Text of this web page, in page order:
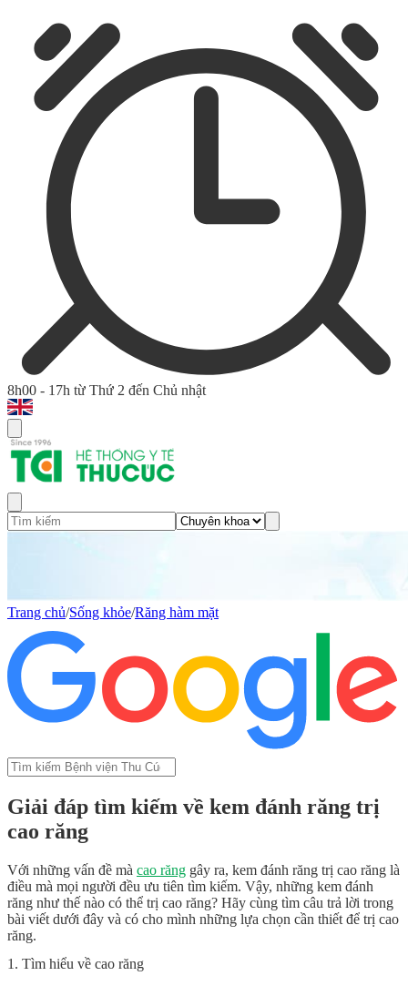
8h00 - 17h từ Thứ 2 đến Chủ nhật
Trang chủ/Sống khỏe/Răng hàm mặt
Giải đáp tìm kiếm về kem đánh răng trị
cao răng
Với những vấn đề mà cao răng gây ra, kem đánh răng trị cao răng là
điều mà mọi người đều ưu tiên tìm kiếm. Vậy, những kem đánh
răng như thế nào có thể trị cao răng? Hãy cùng tìm câu trả lời trong
bài viết dưới đây và có cho mình những lựa chọn cần thiết để trị cao
răng.
1. Tìm hiểu về cao răng